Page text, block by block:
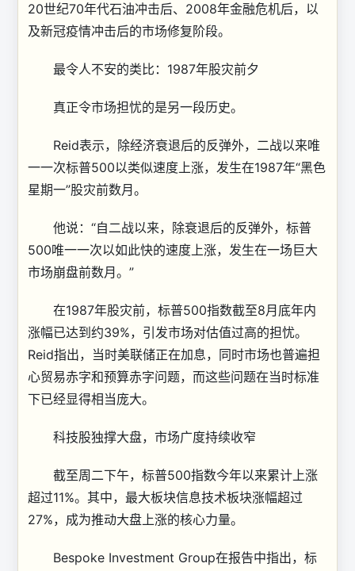
20世纪70年代石油冲击后、2008年金融危机后，以
及新冠疫情冲击后的市场修复阶段。
最令人不安的类比：1987年股灾前夕
真正令市场担忧的是另一段历史。
Reid表示，除经济衰退后的反弹外，二战以来唯
一一次标普500以类似速度上涨，发生在1987年“黑色
星期一”股灾前数月。
他说：“自二战以来，除衰退后的反弹外，标普
500唯一一次以如此快的速度上涨，发生在一场巨大
市场崩盘前数月。”
在1987年股灾前，标普500指数截至8月底年内
涨幅已达到约39%，引发市场对估值过高的担忧。
Reid指出，当时美联储正在加息，同时市场也普遍担
心贸易赤字和预算赤字问题，而这些问题在当时标准
下已经显得相当庞大。
科技股独撑大盘，市场广度持续收窄
截至周二下午，标普500指数今年以来累计上涨
超过11%。其中，最大板块信息技术板块涨幅超过
27%，成为推动大盘上涨的核心力量。
Bespoke Investment Group在报告中指出，标